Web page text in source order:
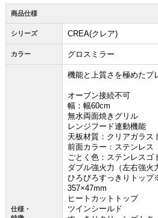
商品仕様
シリーズ CREA(クレア)
カラー グロスミラー
仕様・
機能と上質さを極めたプ
オーブン接続不可
幅：幅60cm
無水両面焼きグリル
レンジフード連動機能
天板材質：クリアガラス
前面カラー：ステンレス
ごとく色：ステンレスゴ
ダブル強火力（左右強火
ひろびろすっきりトッ
357×47mm
ヒートカットトップ
ツインシールド